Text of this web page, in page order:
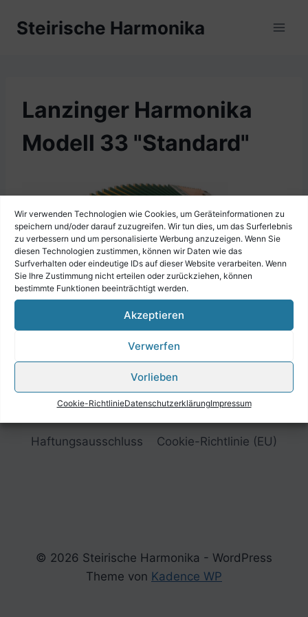
Wir verwenden Technologien wie Cookies, um Geräteinformationen zu
speichern und/oder darauf zuzugreifen. Wir tun dies, um das Surferlebnis
zu verbessern und um personalisierte Werbung anzuzeigen. Wenn Sie
diesen Technologien zustimmen, können wir Daten wie das
Surfverhalten oder eindeutige IDs auf dieser Website verarbeiten. Wenn
Sie Ihre Zustimmung nicht erteilen oder zurückziehen, können
bestimmte Funktionen beeinträchtigt werden.
Akzeptieren
Verwerfen
Vorlieben
Cookie-RichtlinieDatenschutzerklärungImpressum
InhaltSteirische Harmonika
Lanzinger Harmonika
Modell 33 "Standard"
Haftungsausschluss
Cookie-Richtlinie (EU)
© 2026 Steirische Harmonika - WordPress
Theme von Kadence WP